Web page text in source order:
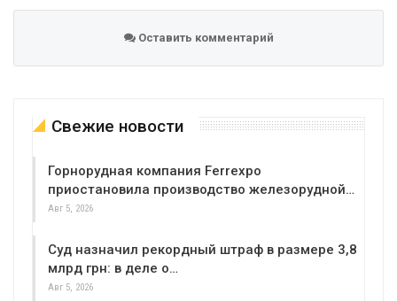
Оставить комментарий
Свежие новости
Горнорудная компания Ferrexpo
приостановила производство железорудной…
Авг 5, 2026
Суд назначил рекордный штраф в размере 3,8
млрд грн: в деле о…
Авг 5, 2026